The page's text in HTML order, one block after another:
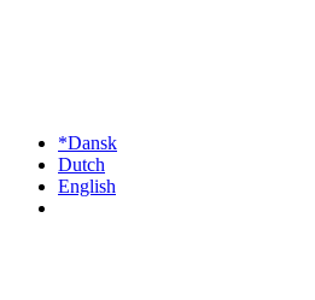
*Dansk
Dutch
English